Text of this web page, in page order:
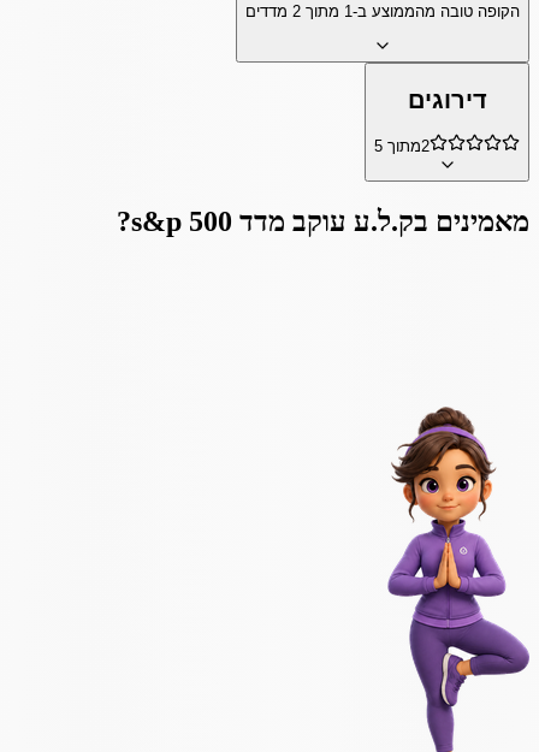
הקופה טובה מהממוצע ב- 1 מתוך 2 מדדים
דירוגים
2מתוך 5
מאמינים בק.ל.ע עוקב מדד s&p 500 ?